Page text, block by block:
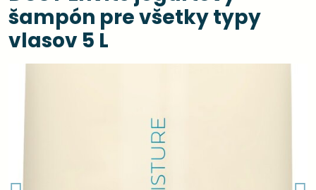
šampón pre všetky typy
vlasov 5 L